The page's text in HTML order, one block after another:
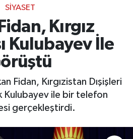
SIYASET
Kırgız
Kulubayev İle
Fidan, Kırgızistan Dışişleri
Kulubayev ile bir telefon
gerçekleştirdi.